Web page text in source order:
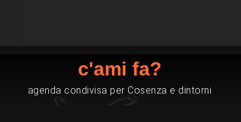
c'ami fa?
agenda condivisa per Cosenza e dintorni